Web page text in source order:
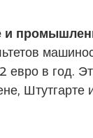
и
в год.
Штутгарте